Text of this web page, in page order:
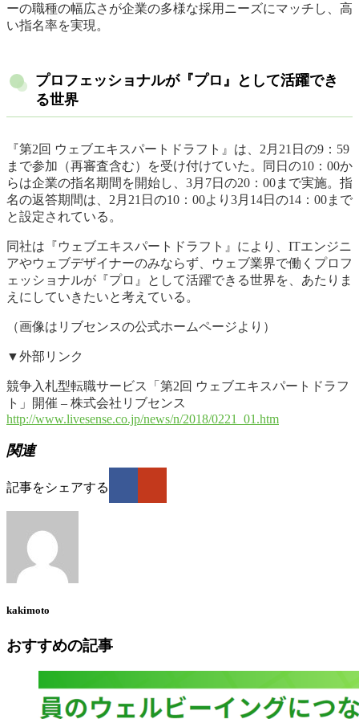
ーの職種の幅広さが企業の多様な採用ニーズにマッチし、高
い指名率を実現。
プロフェッショナルが『プロ』として活躍でき
る世界
『第2回 ウェブエキスパートドラフト』は、2月21日の9：59
まで参加（再審査含む）を受け付けていた。同日の10：00か
らは企業の指名期間を開始し、3月7日の20：00まで実施。指
名の返答期間は、2月21日の10：00より3月14日の14：00まで
と設定されている。
同社は『ウェブエキスパートドラフト』により、ITエンジニ
アやウェブデザイナーのみならず、ウェブ業界で働くプロフ
ェッショナルが『プロ』として活躍できる世界を、あたりま
えにしていきたいと考えている。
（画像はリブセンスの公式ホームページより）
▼外部リンク
競争入札型転職サービス「第2回 ウェブエキスパートドラフ
ト」開催 – 株式会社リブセンス
http://www.livesense.co.jp/news/n/2018/0221_01.htm
関連
記事をシェアする
kakimoto
おすすめの記事